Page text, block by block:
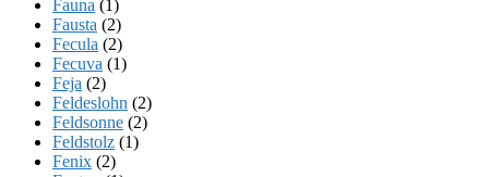
Fauna (1)
Fausta (2)
Fecula (2)
Fecuva (1)
Feja (2)
Feldeslohn (2)
Feldsonne (2)
Feldstolz (1)
Fenix (2)